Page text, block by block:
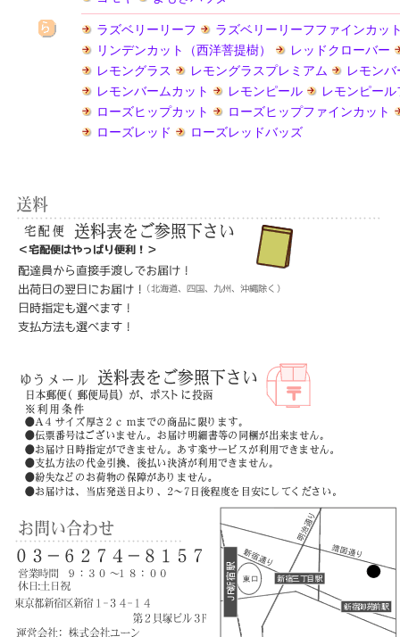
ラズベリーリーフ
ラズベリーリーフファインカッ
リンデンカット（西洋菩提樹）
レッドクローバー
レモングラス
レモングラスプレミアム
レモン
レモンバームカット
レモンピール
レモンピー
ローズヒップカット
ローズヒップファインカット
ローズレッド
ローズレッドバッズ